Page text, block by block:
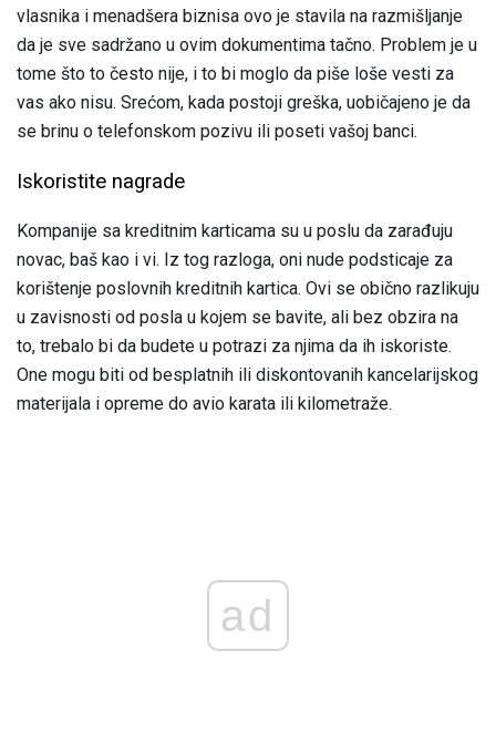
vlasnika i menadšera biznisa ovo je stavila na razmišljanje
da je sve sadržano u ovim dokumentima tačno. Problem je u
tome što to često nije, i to bi moglo da piše loše vesti za
vas ako nisu. Srećom, kada postoji greška, uobičajeno je da
se brinu o telefonskom pozivu ili poseti vašoj banci.
Iskoristite nagrade
Kompanije sa kreditnim karticama su u poslu da zarađuju
novac, baš kao i vi. Iz tog razloga, oni nude podsticaje za
korištenje poslovnih kreditnih kartica. Ovi se obično razlikuju
u zavisnosti od posla u kojem se bavite, ali bez obzira na
to, trebalo bi da budete u potrazi za njima da ih iskoriste.
One mogu biti od besplatnih ili diskontovanih kancelarijskog
materijala i opreme do avio karata ili kilometraže.
ad